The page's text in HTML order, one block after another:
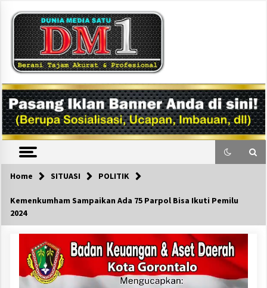
content
DM1
Home SITUASI POLITIK
Kemenkumham Sampaikan Ada 75 Parpol Bisa Ikuti Pemilu
2024